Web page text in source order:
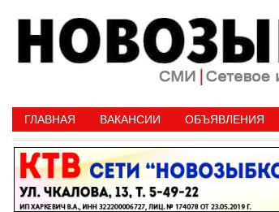
ГЛАВНАЯ ВАКАНСИИ ОБЪЯВЛЕНИЯ